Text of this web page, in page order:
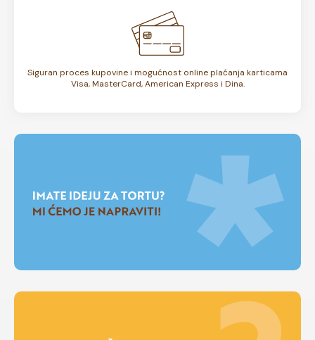
Siguran proces kupovine i mogućnost online plaćanja karticama
Visa, MasterCard, American Express i Dina.